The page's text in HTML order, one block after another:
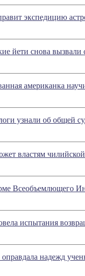
экспедицию
йети снова вызвали
американка
узнали об общей
властям
Всеобъемлющего
испытания
надежд